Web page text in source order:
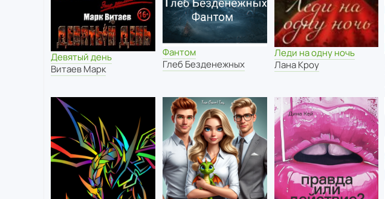
Девятый день
Витаев Марк
Фантом
Глеб Безденежных
Леди на одну ночь
Лана Кроу